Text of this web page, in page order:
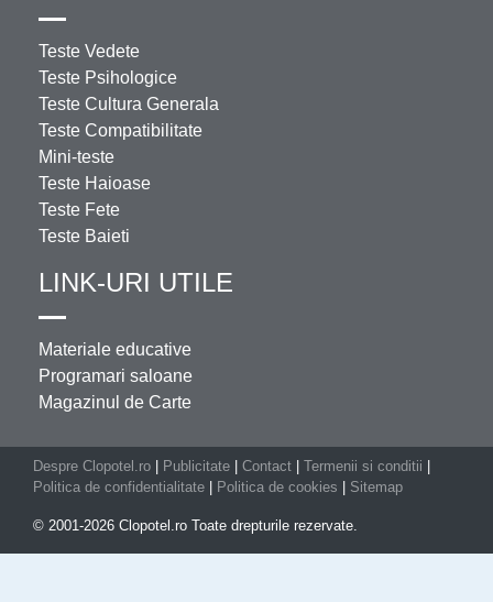
Teste Vedete
Teste Psihologice
Teste Cultura Generala
Teste Compatibilitate
Mini-teste
Teste Haioase
Teste Fete
Teste Baieti
LINK-URI UTILE
Materiale educative
Programari saloane
Magazinul de Carte
Despre Clopotel.ro Publicitate Contact Termenii si conditii
Politica de confidentialitate
Politica de cookies Sitemap
© 2001-2026 Clopotel.ro Toate drepturile rezervate.